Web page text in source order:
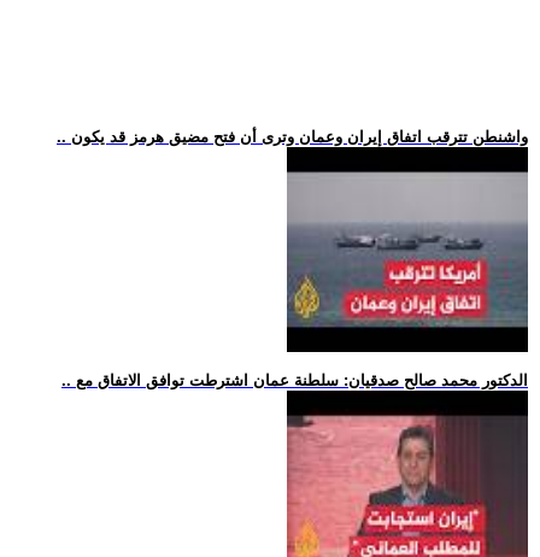
.. واشنطن تترقب اتفاق إيران وعمان وترى أن فتح مضيق هرمز قد يكون
.. الدكتور محمد صالح صدقيان: سلطنة عمان اشترطت توافق الاتفاق مع